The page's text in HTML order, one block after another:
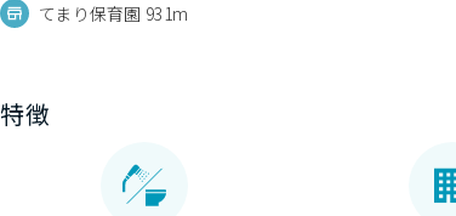
てまり保育園 931m
特徴